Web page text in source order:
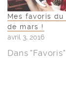
Mes favoris du
de mars !
avril 3, 2016
Dans "Favoris"